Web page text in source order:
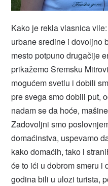
Kako je rekla vlasnica
urbane sredine i dovoljno
mesto potpuno drugačije
prikažemo Sremsku
mogućem svetlu i dobili
pre svega smo dobili put,
nadam se da hoće,
Zadovoljni smo
domaćinstva, uspevamo
kako domaćih, tako i
će to ići u dobrom smeru i
godina bili u ulozi turista,